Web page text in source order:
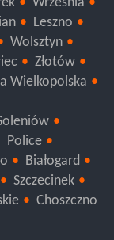
Września
Leszno
Wolsztyn
Złotów
Wielkopolska
Police
Białogard
Szczecinek
Choszczno